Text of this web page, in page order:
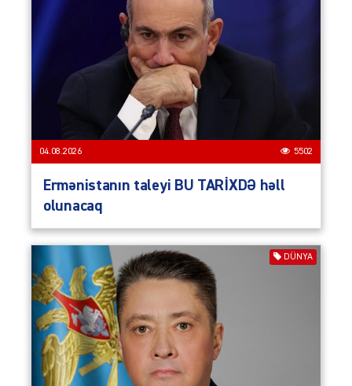
04.08.2026 5502
Ermənistanın taleyi BU TARİXDƏ həll
olunacaq
DÜNYA